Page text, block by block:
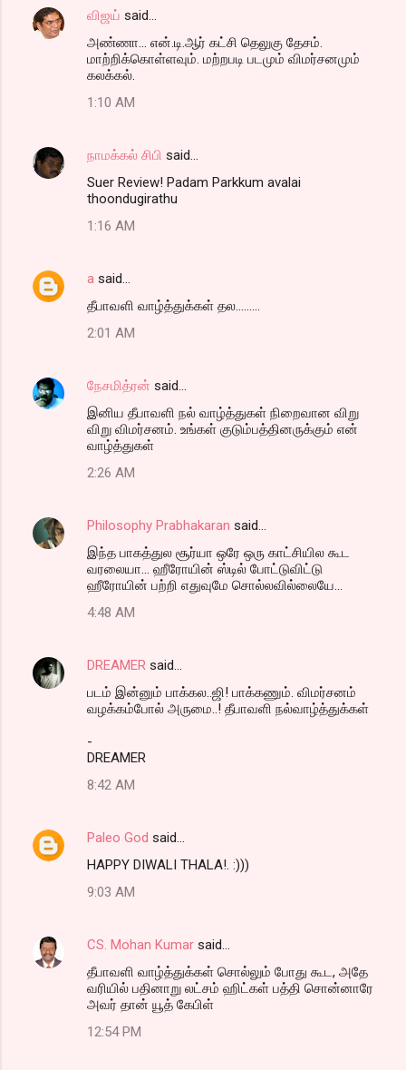
விஜய் said…
அண்ணா... என்.டி.ஆர் கட்சி தெலுகு தேசம்.
மாற்றிக்கொள்ளவும். மற்றபடி படமும் விமர்சனமும்
கலக்கல்.
1:10 AM
நாமக்கல் சிபி said…
Suer Review! Padam Parkkum avalai
thoondugirathu
1:16 AM
a said…
தீபாவளி வாழ்த்துக்கள் தல.........
2:01 AM
நேசமித்ரன் said…
இனிய தீபாவளி நல் வாழ்த்துகள் நிறைவான விறு
விறு விமர்சனம். உங்கள் குடும்பத்தினருக்கும் என்
வாழ்த்துகள்
2:26 AM
Philosophy Prabhakaran said…
இந்த பாகத்துல சூர்யா ஒரே ஒரு காட்சியில கூட
வரலையா... ஹீரோயின் ஸ்டில் போட்டுவிட்டு
ஹீரோயின் பற்றி எதுவுமே சொல்லவில்லையே...
4:48 AM
DREAMER said…
படம் இன்னும் பாக்கல..ஜி! பாக்கணும். விமர்சனம்
வழக்கம்போல் அருமை..! தீபாவளி நல்வாழ்த்துக்கள்
-
DREAMER
8:42 AM
Paleo God said…
HAPPY DIWALI THALA!. :)))
9:03 AM
CS. Mohan Kumar said…
தீபாவளி வாழ்த்துக்கள் சொல்லும் போது கூட, அதே
வரியில் பதினாறு லட்சம் ஹிட்கள் பத்தி சொன்னாரே
அவர் தான் யூத் கேபிள்
12:54 PM